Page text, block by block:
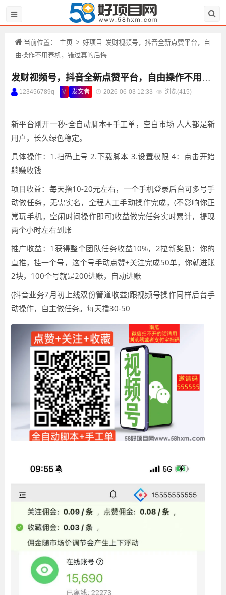
当前位置： 主页 > 好项目
发财视频号，抖音全新点赞平台，自
由操作不用养机，错过真的后悔
发财视频号，抖音全新点赞平台，自由操作不用养机，错过真的后悔
123456789q V 发文者 2026-06-03 12:33 浏览(415)
新平台刚开一秒-全自动脚本➕手工单，空白市场 人人都是新
用户，长久绿色稳定。
具体操作：1.扫码上号 2.下载脚本 3.设置权限 4：点击开始
躺赚收钱
项目收益：每天撸10-20元左右，一个手机登录后台可多号手
动做任务，无需实名，全程人工手动操作完成，(不影响你正
常玩手机，空闲时间操作即可)收益做完任务实时累计，提现
两个小时左右到账
推广收益：1获得整个团队任务收益10%，2拉新奖励：你的
直推，挂一个号，这个号手动点赞+关注完成50单，你就进账
2块，100个号就是200进账，自动进账
(抖音业务7月初上线双份管道收益)跟视频号操作同样后台手
动操作，自主做任务。每天撸30-50